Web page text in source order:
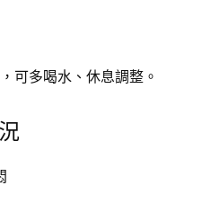
可多喝水、休息調整。